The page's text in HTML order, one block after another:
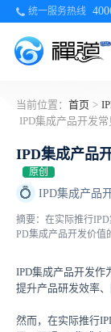
统一服务热线
当前位置： 首页 >
IPD集成产品
原创
💍 IPD集成产品
摘要：在实际推行
PD集成产品开发价值
IPD集成产品开发作
提升产品研发效率
然而，在实际推行